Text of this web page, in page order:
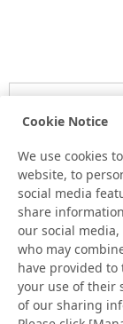
Here is the
may be different
Please be
Noticias
Cookie Notice
We use cookies
website, to
social media
share
our social
who may
have provided
your use of their
of our sharing